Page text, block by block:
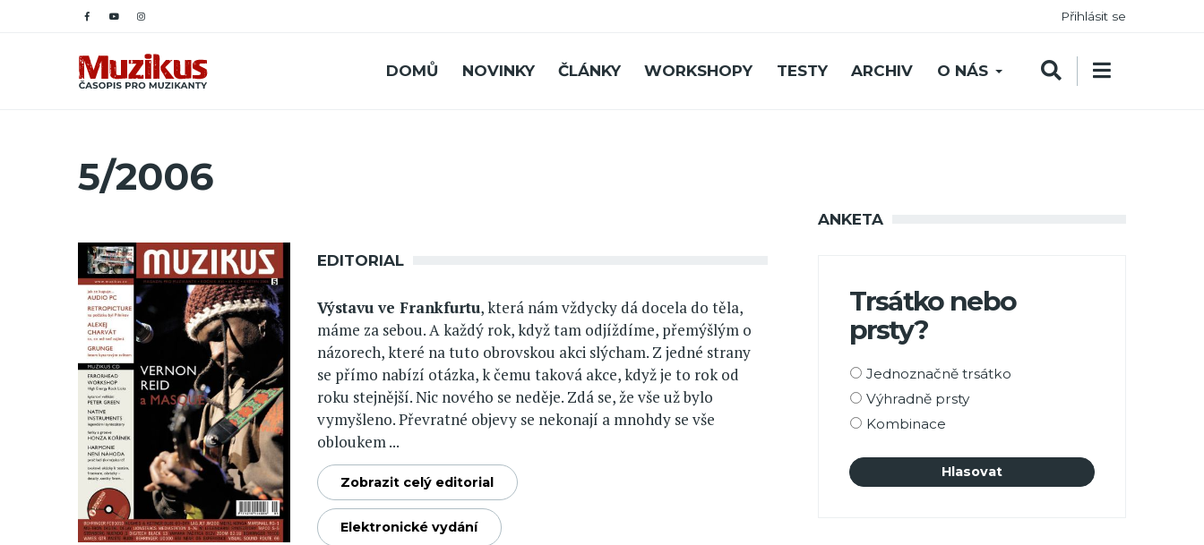
Přihlásit se
DOMŮ NOVINKY ČLÁNKY WORKSHOPY TESTY ARCHIV O NÁS
5/2006
EDITORIAL
Výstavu ve Frankfurtu, která nám vždycky dá docela do těla,
máme za sebou. A každý rok, když tam odjíždíme, přemýšlým o
názorech, které na tuto obrovskou akci slýcham. Z jedné strany
se přímo nabízí otázka, k čemu taková akce, když je to rok od
roku stejnější. Nic nového se neděje. Zdá se, že vše už bylo
vymyšleno. Převratné objevy se nekonají a mnohdy se vše
obloukem ...
Zobrazit celý editorial
Elektronické vydání
ANKETA
Trsátko nebo
prsty?
Možnosti
výběru
Jednoznačně trsátko
Výhradně prsty
Kombinace